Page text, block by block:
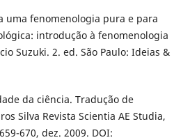
uma fenomenologia pura e para
introdução à fenomenologia
Suzuki. 2. ed. São Paulo: Ideias &
da ciência. Tradução de
Silva Revista Scientia AE Studia,
670, dez. 2009. DOI: